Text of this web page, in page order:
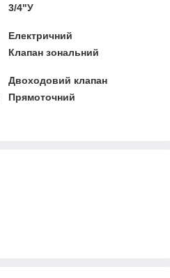
3/4"У
Електричний
Клапан зональний
Двоходовий клапан
Прямоточний